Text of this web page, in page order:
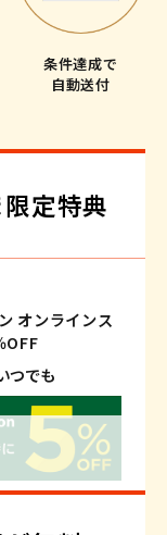
条件達成で
自動送付
定特典
オンラインス
OFF
つでも